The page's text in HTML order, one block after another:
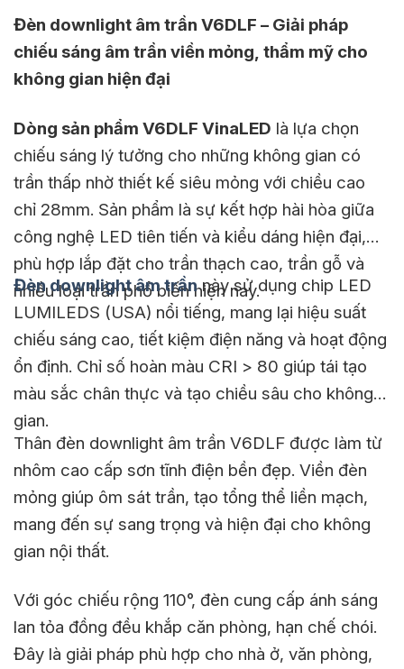
Đèn downlight âm trần V6DLF – Giải pháp
chiếu sáng âm trần viền mỏng, thẩm mỹ cho
không gian hiện đại
Dòng sản phẩm V6DLF VinaLED là lựa chọn
chiếu sáng lý tưởng cho những không gian có
trần thấp nhờ thiết kế siêu mỏng với chiều cao
chỉ 28mm. Sản phẩm là sự kết hợp hài hòa giữa
công nghệ LED tiên tiến và kiểu dáng hiện đại,
phù hợp lắp đặt cho trần thạch cao, trần gỗ và
nhiều loại trần phổ biến hiện nay.
Đèn downlight âm trầnnày sử dụng chip LED
LUMILEDS (USA) nổi tiếng, mang lại hiệu suất
chiếu sáng cao, tiết kiệm điện năng và hoạt động
ổn định. Chỉ số hoàn màu CRI > 80 giúp tái tạo
màu sắc chân thực và tạo chiều sâu cho không
gian.
Thân đèn downlight âm trần V6DLF được làm từ
nhôm cao cấp sơn tĩnh điện bền đẹp. Viền đèn
mỏng giúp ôm sát trần, tạo tổng thể liền mạch,
mang đến sự sang trọng và hiện đại cho không
gian nội thất.
Với góc chiếu rộng 110°, đèn cung cấp ánh sáng
lan tỏa đồng đều khắp căn phòng, hạn chế chói.
Đây là giải pháp phù hợp cho nhà ở, văn phòng,